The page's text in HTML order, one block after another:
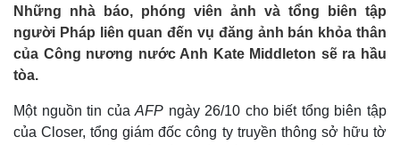
Việc làm
Biển đảo
Những nhà báo, phóng viên ảnh và tổng biên tập
người Pháp liên quan đến vụ đăng ảnh bán khỏa thân
của Công nương nước Anh Kate Middleton sẽ ra hầu
tòa.
Một nguồn tin củaAFP ngày 26/10 cho biết tổng biên tập
của Closer, tổng giám đốc công ty truyền thông sở hữu tờ